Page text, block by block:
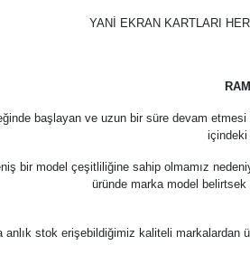
YANİ EKRAN KARTLARI
başlayan ve uzun bir süre devam
bir model çeşitliliğine sahip olmamız
üründe marka model belirtsek
anlık stok erişebildiğimiz kaliteli markalardan